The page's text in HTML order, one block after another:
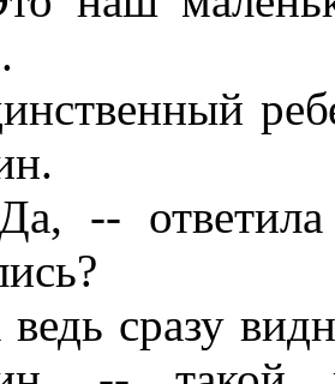
-- ответила
сразу